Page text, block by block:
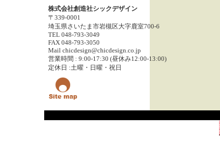
株式会社創造社シックデザイン
〒339-0001
埼玉県さいたま市岩槻区大字鹿室700-6
TEL 048-793-3049
FAX 048-793-3050
Mail chicdesign@chicdesign.co.jp
営業時間 : 9:00-17:30 (昼休み12:00-13:00)
定休日 :土曜・日曜・祝日